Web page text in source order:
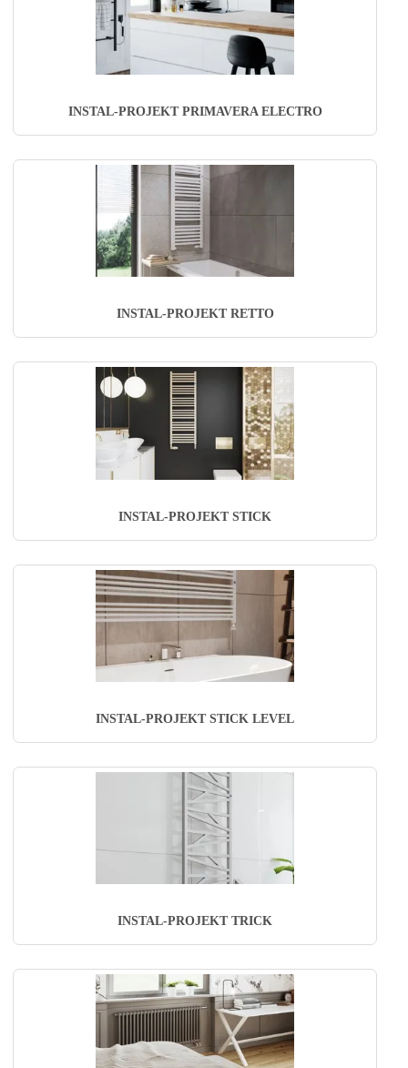
INSTAL-PROJEKT PRIMAVERA ELECTRO
INSTAL-PROJEKT RETTO
INSTAL-PROJEKT STICK
INSTAL-PROJEKT STICK LEVEL
INSTAL-PROJEKT TRICK